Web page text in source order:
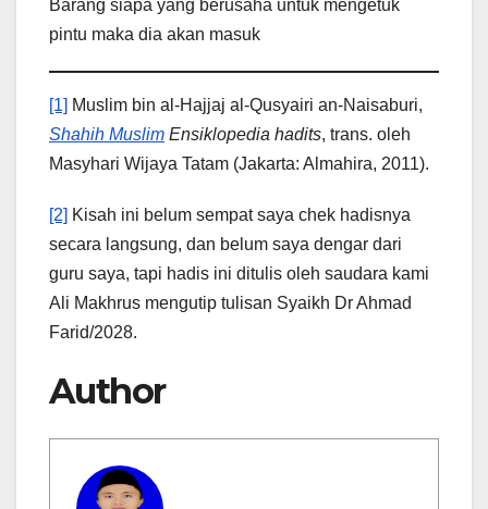
Barang siapa yang berusaha untuk mengetuk
pintu maka dia akan masuk
[1] Muslim bin al-Hajjaj al-Qusyairi an-Naisaburi,
Shahih Muslim Ensiklopedia hadits, trans. oleh
Masyhari Wijaya Tatam (Jakarta: Almahira, 2011).
[2] Kisah ini belum sempat saya chek hadisnya
secara langsung, dan belum saya dengar dari
guru saya, tapi hadis ini ditulis oleh saudara kami
Ali Makhrus mengutip tulisan Syaikh Dr Ahmad
Farid/2028.
Author